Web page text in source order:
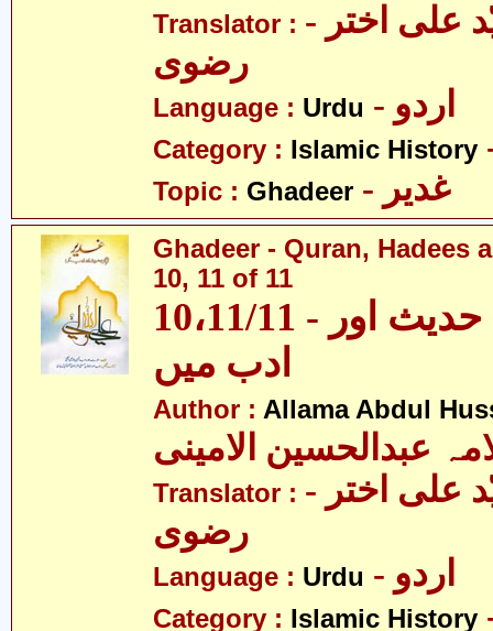
Translator : - مولانا سیّد علی اختر
رضوی
Language : Urdu - اردو
Category : Islamic History
Topic : Ghadeer - غدیر
Ghadeer - Quran, Hadees
10, 11 of 11
10،11/11 - غدیر - قرآن، حدیث اور
ادب میں
Author : Allama Abdul
عبدالحسین الامینی
Translator : - مولانا سیّد علی اختر
رضوی
Language : Urdu - اردو
Category : Islamic History